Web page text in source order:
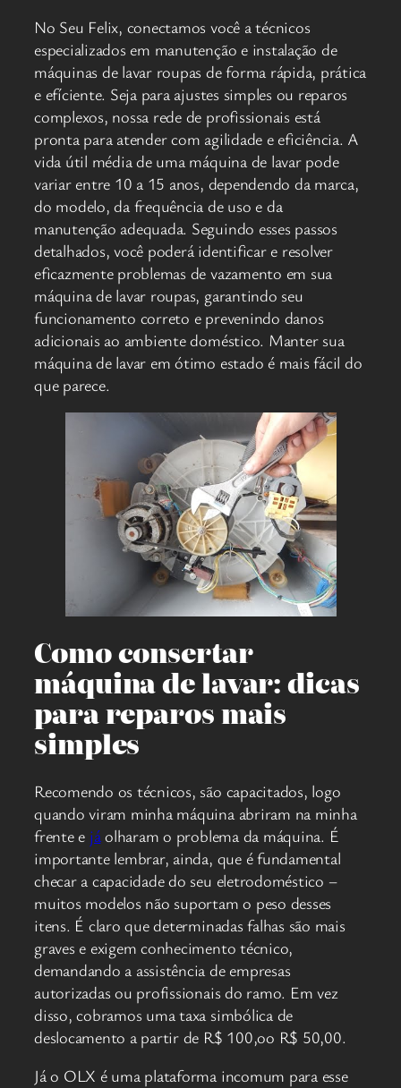
No Seu Felix, conectamos você a técnicos
especializados em manutenção e instalação de
máquinas de lavar roupas de forma rápida, prática
e efíciente. Seja para ajustes simples ou reparos
complexos, nossa rede de profissionais está
pronta para atender com agilidade e eficiência. A
vida útil média de uma máquina de lavar pode
variar entre 10 a 15 anos, dependendo da marca,
do modelo, da frequência de uso e da
manutenção adequada. Seguindo esses passos
detalhados, você poderá identificar e resolver
eficazmente problemas de vazamento em sua
máquina de lavar roupas, garantindo seu
funcionamento correto e prevenindo danos
adicionais ao ambiente doméstico. Manter sua
máquina de lavar em ótimo estado é mais fácil do
que parece.
Como consertar
máquina de lavar: dicas
para reparos mais
simples
Recomendo os técnicos, são capacitados, logo
quando viram minha máquina abriram na minha
frente e jáolharam o problema da máquina. É
importante lembrar, ainda, que é fundamental
checar a capacidade do seu eletrodoméstico –
muitos modelos não suportam o peso desses
itens. É claro que determinadas falhas são mais
graves e exigem conhecimento técnico,
demandando a assistência de empresas
autorizadas ou profissionais do ramo. Em vez
disso, cobramos uma taxa simbólica de
deslocamento a partir de R$ 100,oo R$ 50,00.
Já o OLX é uma plataforma incomum para esse